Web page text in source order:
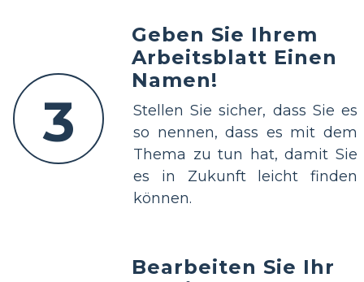
3
Geben Sie Ihrem
Arbeitsblatt Einen
Namen!
Stellen Sie sicher, dass Sie es
so nennen, dass es mit dem
Thema zu tun hat, damit Sie
es in Zukunft leicht finden
können.
Bearbeiten Sie Ihr